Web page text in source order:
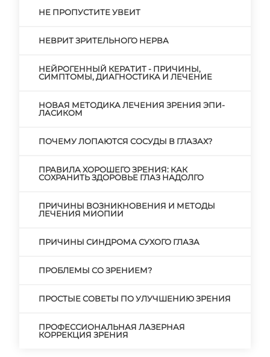
НЕ ПРОПУСТИТЕ УВЕИТ
НЕВРИТ ЗРИТЕЛЬНОГО НЕРВА
НЕЙРОГЕННЫЙ КЕРАТИТ - ПРИЧИНЫ,
СИМПТОМЫ, ДИАГНОСТИКА И ЛЕЧЕНИЕ
НОВАЯ МЕТОДИКА ЛЕЧЕНИЯ ЗРЕНИЯ ЭПИ-
ЛАСИКОМ
ПОЧЕМУ ЛОПАЮТСЯ СОСУДЫ В ГЛАЗАХ?
ПРАВИЛА ХОРОШЕГО ЗРЕНИЯ: КАК
СОХРАНИТЬ ЗДОРОВЬЕ ГЛАЗ НАДОЛГО
ПРИЧИНЫ ВОЗНИКНОВЕНИЯ И МЕТОДЫ
ЛЕЧЕНИЯ МИОПИИ
ПРИЧИНЫ СИНДРОМА СУХОГО ГЛАЗА
ПРОБЛЕМЫ СО ЗРЕНИЕМ?
ПРОСТЫЕ СОВЕТЫ ПО УЛУЧШЕНИЮ ЗРЕНИЯ
ПРОФЕССИОНАЛЬНАЯ ЛАЗЕРНАЯ
КОРРЕКЦИЯ ЗРЕНИЯ